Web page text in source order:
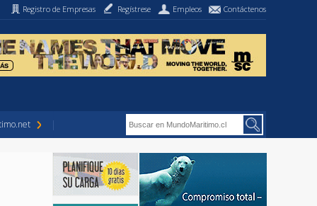
Registro de Empresas Regístrese Empleos Contáctenos